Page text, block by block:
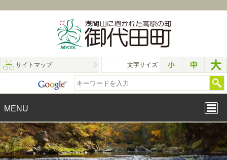
サイトマップ 文字サイズ
MENU